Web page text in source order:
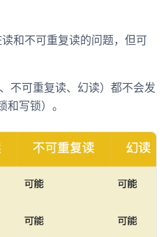
和不可重复读的问题，但可
不可重复读、幻读）都不会发
写锁）。